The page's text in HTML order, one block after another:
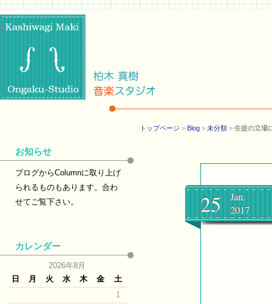
トップページ > Blog > 未分類 > 生徒の立場
25
Jan.
2017
お知らせ
ブログからColumnに取り上げ
られるものもあります。合わ
せてご覧下さい。
カレンダー
2026年8月
日
月 火 水 木 金
土
1